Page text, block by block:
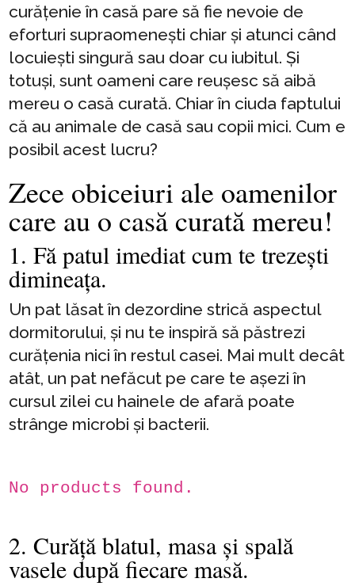
curățenie în casă pare să fie nevoie de
eforturi supraomenești chiar și atunci când
locuiești singură sau doar cu iubitul. Și
totuși, sunt oameni care reușesc să aibă
mereu o casă curată. Chiar în ciuda faptului
că au animale de casă sau copii mici. Cum e
posibil acest lucru?
Zece obiceiuri ale oamenilor
care au o casă curată mereu!
1. Fă patul imediat cum te trezești
dimineața.
Un pat lăsat în dezordine strică aspectul
dormitorului, și nu te inspiră să păstrezi
curățenia nici în restul casei. Mai mult decât
atât, un pat nefăcut pe care te așezi în
cursul zilei cu hainele de afară poate
strânge microbi și bacterii.
No products found.
2. Curăță blatul, masa și spală
vasele după fiecare masă.